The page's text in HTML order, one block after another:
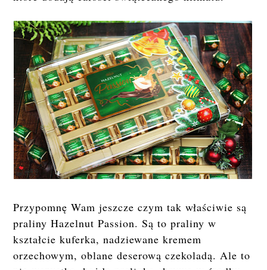
Przypomnę Wam jeszcze czym tak właściwie są
praliny Hazelnut Passion. Są to praliny w
kształcie kuferka, nadziewane kremem
orzechowym, oblane deserową czekoladą. Ale to